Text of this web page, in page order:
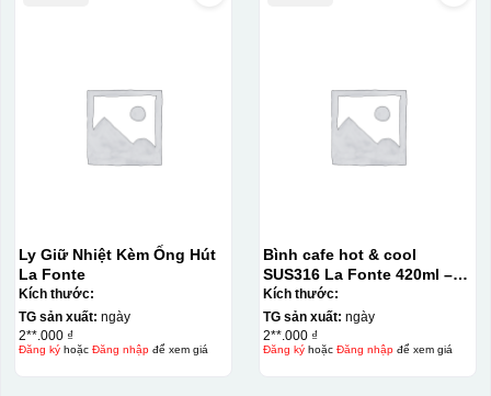
Ly Giữ Nhiệt Kèm Ống Hút
La Fonte
Kích thước:
TG sản xuất: ngày
2**.000 ₫
Đăng kýhoặc Đăng nhậpđể xem giá
Bình cafe hot & cool
SUS316 La Fonte 420ml –
012775
Kích thước:
TG sản xuất: ngày
2**.000 ₫
Đăng kýhoặc Đăng nhậpđể xem giá